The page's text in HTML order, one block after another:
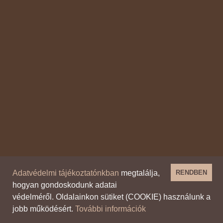
RENDBEN
Adatvédelmi tájékoztatónkban megtalálja,
hogyan gondoskodunk adatai
védelméről. Oldalainkon sütiket (COOKIE) használunk a
jobb működésért. További információk